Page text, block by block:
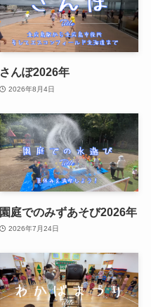
さんぽ2026年
2026年8月4日
園庭でのみずあそび2026年
2026年7月24日